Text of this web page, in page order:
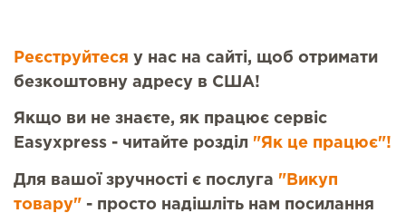
Реєструйтеся у нас на сайті, щоб отримати
безкоштовну адресу в США!
Якщо ви не знаєте, як працює сервіс
Easyxpress - читайте розділ "Як це працює"!
Для вашої зручності є послуга "Викуп
товару" - просто надішліть нам посилання